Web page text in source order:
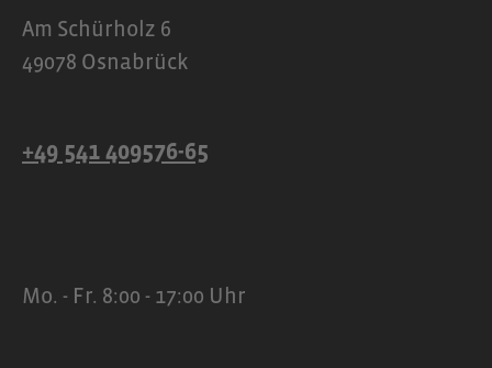
Am Schürholz 6
49078 Osnabrück
+49 541 409576-65
Mo. - Fr. 8:00 - 17:00 Uhr